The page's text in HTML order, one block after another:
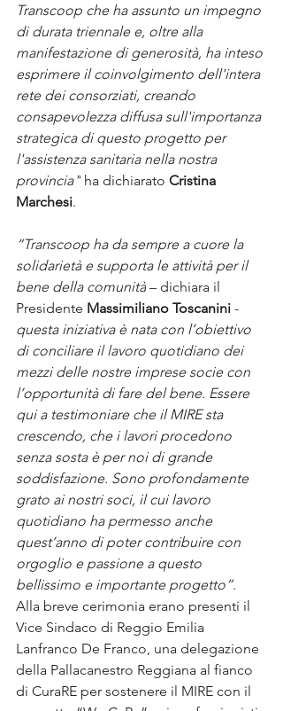
Transcoop che ha assunto un impegno
di durata triennale e, oltre alla
manifestazione di generosità, ha inteso
esprimere il coinvolgimento dell'intera
rete dei consorziati, creando
consapevolezza diffusa sull'importanza
strategica di questo progetto per
l'assistenza sanitaria nella nostra
provincia" ha dichiarato Cristina
Marchesi.
“Transcoop ha da sempre a cuore la
solidarietà e supporta le attività per il
bene della comunità – dichiara il
Presidente Massimiliano Toscanini -
questa iniziativa è nata con l’obiettivo
di conciliare il lavoro quotidiano dei
mezzi delle nostre imprese socie con
l’opportunità di fare del bene. Essere
qui a testimoniare che il MIRE sta
crescendo, che i lavori procedono
senza sosta è per noi di grande
soddisfazione. Sono profondamente
grato ai nostri soci, il cui lavoro
quotidiano ha permesso anche
quest’anno di poter contribuire con
orgoglio e passione a questo
bellissimo e importante progetto”.
Alla breve cerimonia erano presenti il
Vice Sindaco di Reggio Emilia
Lanfranco De Franco, una delegazione
della Pallacanestro Reggiana al fianco
di CuraRE per sostenere il MIRE con il